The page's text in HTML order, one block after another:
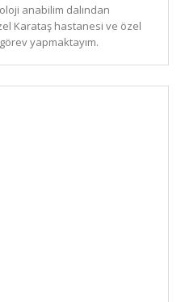
anabilim dalından
Karataş hastanesi ve özel
yapmaktayım.